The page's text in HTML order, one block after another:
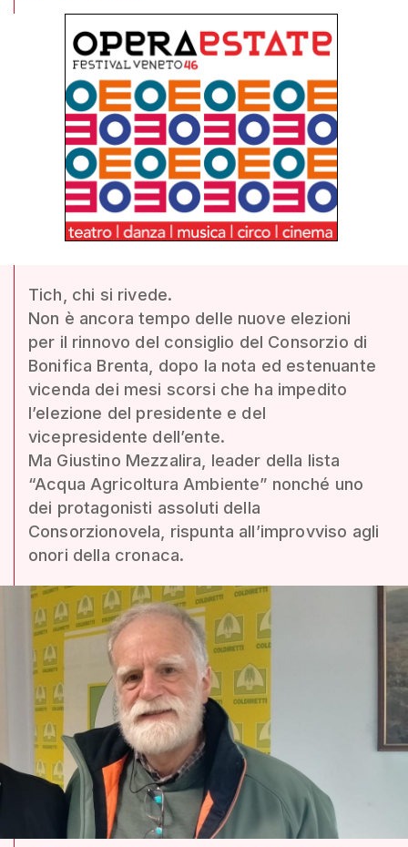
Tich, chi si rivede.
Non è ancora tempo delle nuove elezioni
per il rinnovo del consiglio del Consorzio di
Bonifica Brenta, dopo la nota ed estenuante
vicenda dei mesi scorsi che ha impedito
l’elezione del presidente e del
vicepresidente dell’ente.
Ma Giustino Mezzalira, leader della lista
“Acqua Agricoltura Ambiente” nonché uno
dei protagonisti assoluti della
Consorzionovela, rispunta all’improvviso agli
onori della cronaca.